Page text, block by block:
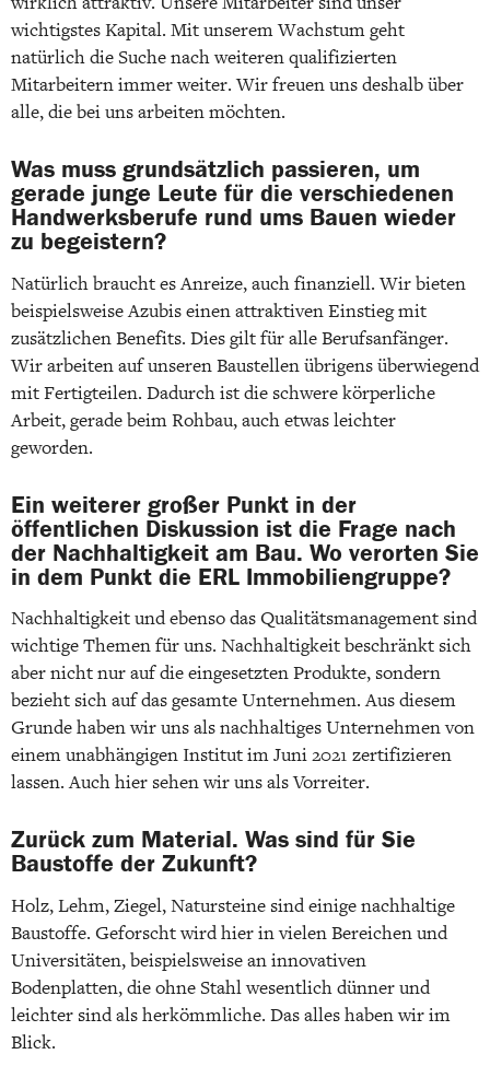
wichtigstes Kapital. Mit unserem Wachstum geht
natürlich die Suche nach weiteren qualifizierten
Mitarbeitern immer weiter. Wir freuen uns deshalb über
alle, die bei uns arbeiten möchten.
Was muss grundsätzlich passieren, um
gerade junge Leute für die verschiedenen
Handwerksberufe rund ums Bauen wieder
zu begeistern?
Natürlich braucht es Anreize, auch finanziell. Wir bieten
beispielsweise Azubis einen attraktiven Einstieg mit
zusätzlichen Benefits. Dies gilt für alle Berufsanfänger.
Wir arbeiten auf unseren Baustellen übrigens überwiegend
mit Fertigteilen. Dadurch ist die schwere körperliche
Arbeit, gerade beim Rohbau, auch etwas leichter
geworden.
Ein weiterer großer Punkt in der
öffentlichen Diskussion ist die Frage nach
der Nachhaltigkeit am Bau. Wo verorten Sie
in dem Punkt die ERL Immobiliengruppe?
Nachhaltigkeit und ebenso das Qualitätsmanagement sind
wichtige Themen für uns. Nachhaltigkeit beschränkt sich
aber nicht nur auf die eingesetzten Produkte, sondern
bezieht sich auf das gesamte Unternehmen. Aus diesem
Grunde haben wir uns als nachhaltiges Unternehmen von
einem unabhängigen Institut im Juni 2021 zertifizieren
lassen. Auch hier sehen wir uns als Vorreiter.
Zurück zum Material. Was sind für Sie
Baustoffe der Zukunft?
Holz, Lehm, Ziegel, Natursteine sind einige nachhaltige
Baustoffe. Geforscht wird hier in vielen Bereichen und
Universitäten, beispielsweise an innovativen
Bodenplatten, die ohne Stahl wesentlich dünner und
leichter sind als herkömmliche. Das alles haben wir im
Blick.